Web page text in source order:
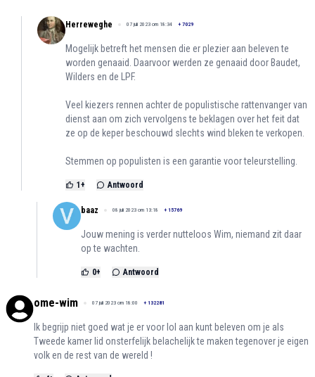
Herreweghe 07 juli 2023 om 18:34 + 7029
Mogelijk betreft het mensen die er plezier aan beleven te
worden genaaid. Daarvoor werden ze genaaid door Baudet,
Wilders en de LPF.
Veel kiezers rennen achter de populistische rattenvanger van
dienst aan om zich vervolgens te beklagen over het feit dat
ze op de keper beschouwd slechts wind bleken te verkopen.
Stemmen op populisten is een garantie voor teleurstelling.
1 + Antwoord
baaz 08 juli 2023 om 13:18 + 15769
Jouw mening is verder nutteloos Wim, niemand zit daar
op te wachten.
0+ Antwoord
ome-wim 07 juli 2023 om 18:00 + 132281
Ik begrijp niet goed wat je er voor lol aan kunt beleven om je als
Tweede kamer lid onsterfelijk belachelijk te maken tegenover je eigen
volk en de rest van de wereld !